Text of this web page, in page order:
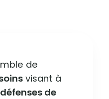
de
visant à
défenses de